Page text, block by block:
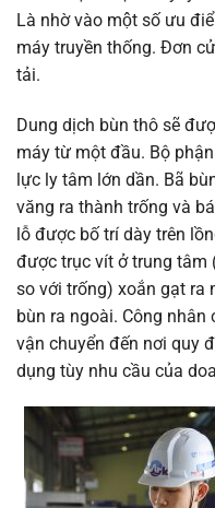
Là nhờ vào một số ưu
máy truyền thống. Đơn
tải.
Dung dịch bùn thô sẽ
máy từ một đầu. Bộ
lực ly tâm lớn dần. Bã
văng ra thành trống và
lỗ được bố trí dày trên
được trục vít ở trung tâm
so với trống) xoắn gạt ra
bùn ra ngoài. Công nhân
vận chuyển đến nơi quy
dụng tùy nhu cầu của